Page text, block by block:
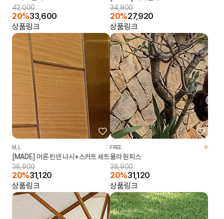
42,000
20%33,600
상품링크
34,900
20%27,920
상품링크
M,L
[MADE] 어론 린넨 나시+스커트 세트
38,900
20%31,120
상품링크
FREE
뮬라 원피스
38,900
20%31,120
상품링크